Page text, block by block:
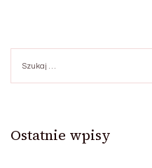
Ostatnie wpisy